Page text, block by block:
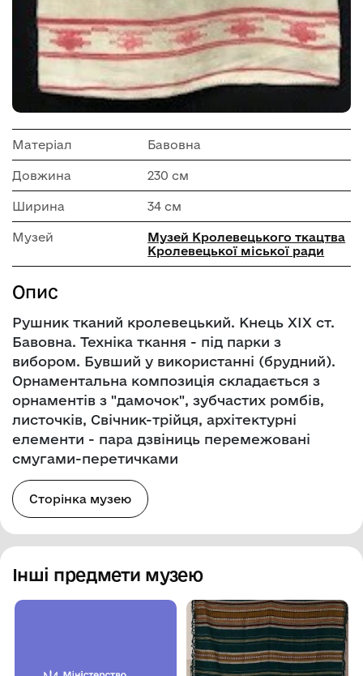
Матеріал Бавовна
Довжина 230 см
Ширина 34 см
Музей
Музей Кролевецького ткацтва
Кролевецької міської ради
Опис
Рушник тканий кролевецький. Кнець ХІХ ст.
Бавовна. Техніка ткання - під парки з
вибором. Бувший у використанні (брудний).
Орнаментальна композиція складається з
орнаментів з "дамочок", зубчастих ромбів,
листочків, Свічник-трійця, архітектурні
елементи - пара дзвіниць перемежовані
смугами-перетичками
Сторінка музею
Інші предмети музею